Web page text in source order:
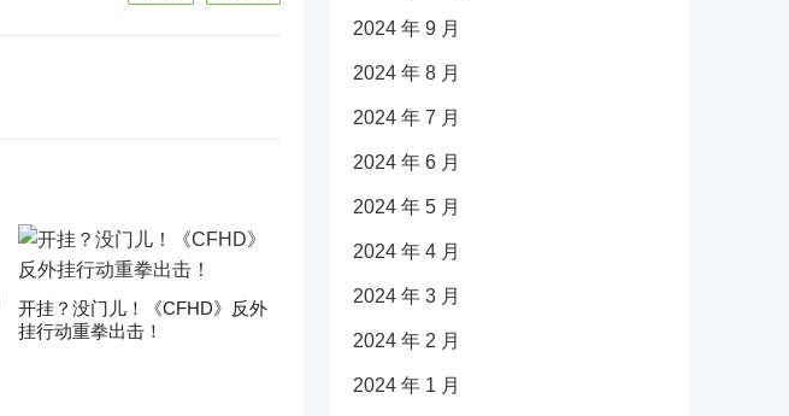
开挂？没门儿！《CFHD》反外
挂行动重拳出击！
2024 年 9 月
2024 年 8 月
2024 年 7 月
2024 年 6 月
2024 年 5 月
2024 年 4 月
2024 年 3 月
2024 年 2 月
2024 年 1 月